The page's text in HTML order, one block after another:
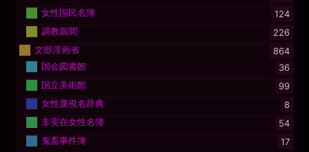
女性国民名簿
124
調教新聞
226
文部淫画省
864
国会図書館
36
国立美術館
99
女性蔑視名辞典
8
非実在女性名簿
54
鬼畜事件簿
17